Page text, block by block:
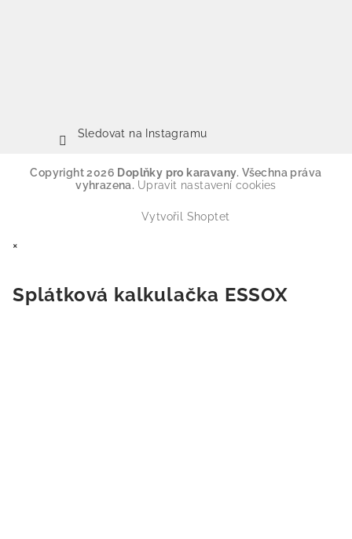
Sledovat na Instagramu
Copyright 2026 Doplňky pro karavany. Všechna práva
vyhrazena. Upravit nastavení cookies
Vytvořil Shoptet
×
Splátková kalkulačka ESSOX